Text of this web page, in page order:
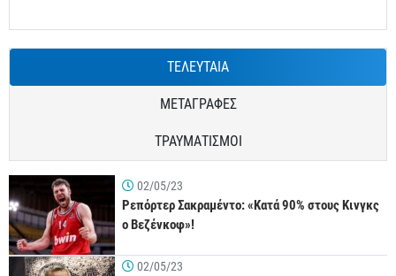
ΤΕΛΕΥΤΑΙΑ
ΜΕΤΑΓΡΑΦΕΣ
ΤΡΑΥΜΑΤΙΣΜΟΙ
02/05/23
Ρεπόρτερ Σακραμέντο: «Κατά 90% στους Κινγκς
ο Βεζένκοφ»!
02/05/23